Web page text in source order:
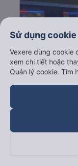
Sử dụng cookie
Vexere dùng cookie
xem chi tiết hoặc
Quản lý cookie. Tìm